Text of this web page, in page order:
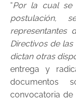
“Por la cual se
postulación,
representantes
Directivos de las
dictan otras
entrega y
documentos
convocatoria de